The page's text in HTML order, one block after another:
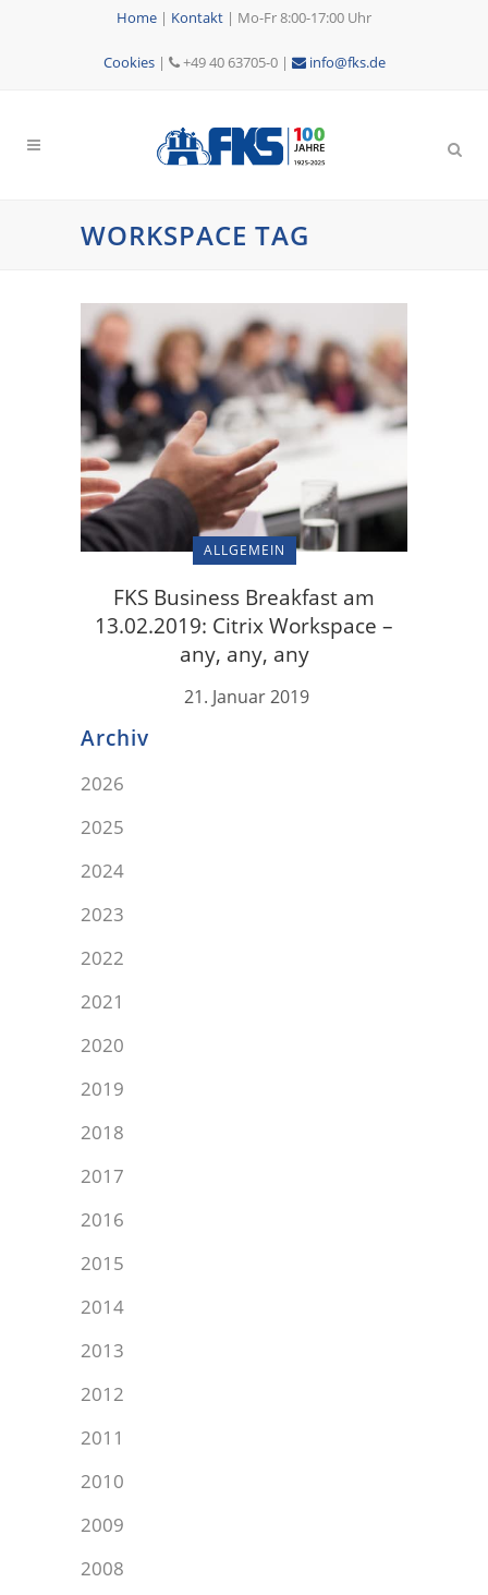
Home | Kontakt | Mo-Fr 8:00-17:00 Uhr
Cookies| +49 40 63705-0 | info@fks.de
WORKSPACE TAG
ALLGEMEIN
FKS Business Breakfast am
13.02.2019: Citrix Workspace –
any, any, any
21. Januar 2019
Archiv
2026
2025
2024
2023
2022
2021
2020
2019
2018
2017
2016
2015
2014
2013
2012
2011
2010
2009
2008